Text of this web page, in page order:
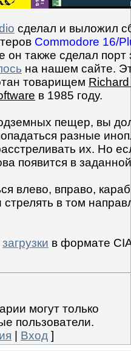
сделал и выложил
Commodore 16/
он также сделал
на нашем сайте.
товарищем
в 1985 году.
пещер, вы
разные
их. Но
появится в
влево, вправо,
в том
загрузки в формате
могут только
пользователи.
Вход ]